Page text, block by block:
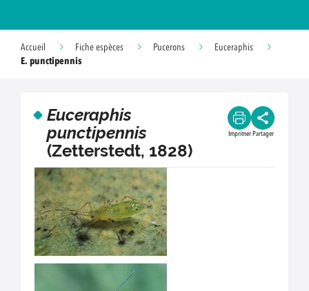
Accueil Fiche espèces Pucerons
Euceraphis
E. punctipennis
Euceraphis
punctipennis
(Zetterstedt, 1828)
Imprimer Partager